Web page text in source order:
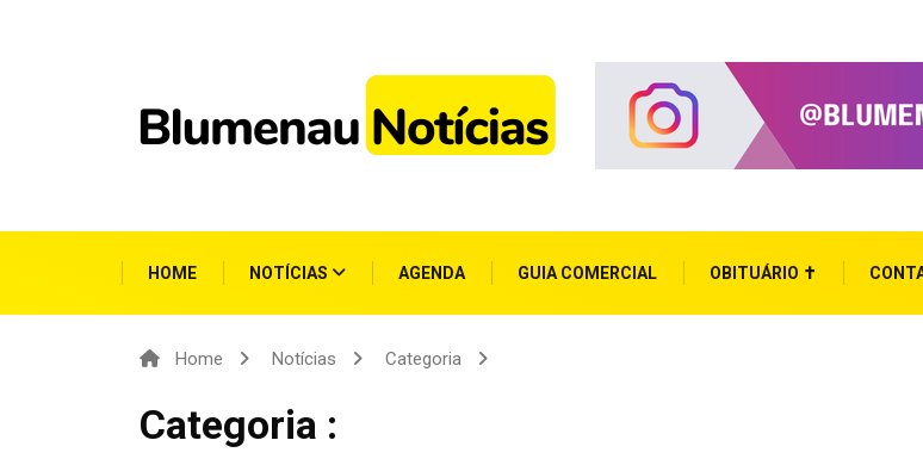
HOME NOTÍCIAS AGENDA GUIA COMERCIAL OBITUÁRIO ✝
Home Notícias Categoria
Categoria :